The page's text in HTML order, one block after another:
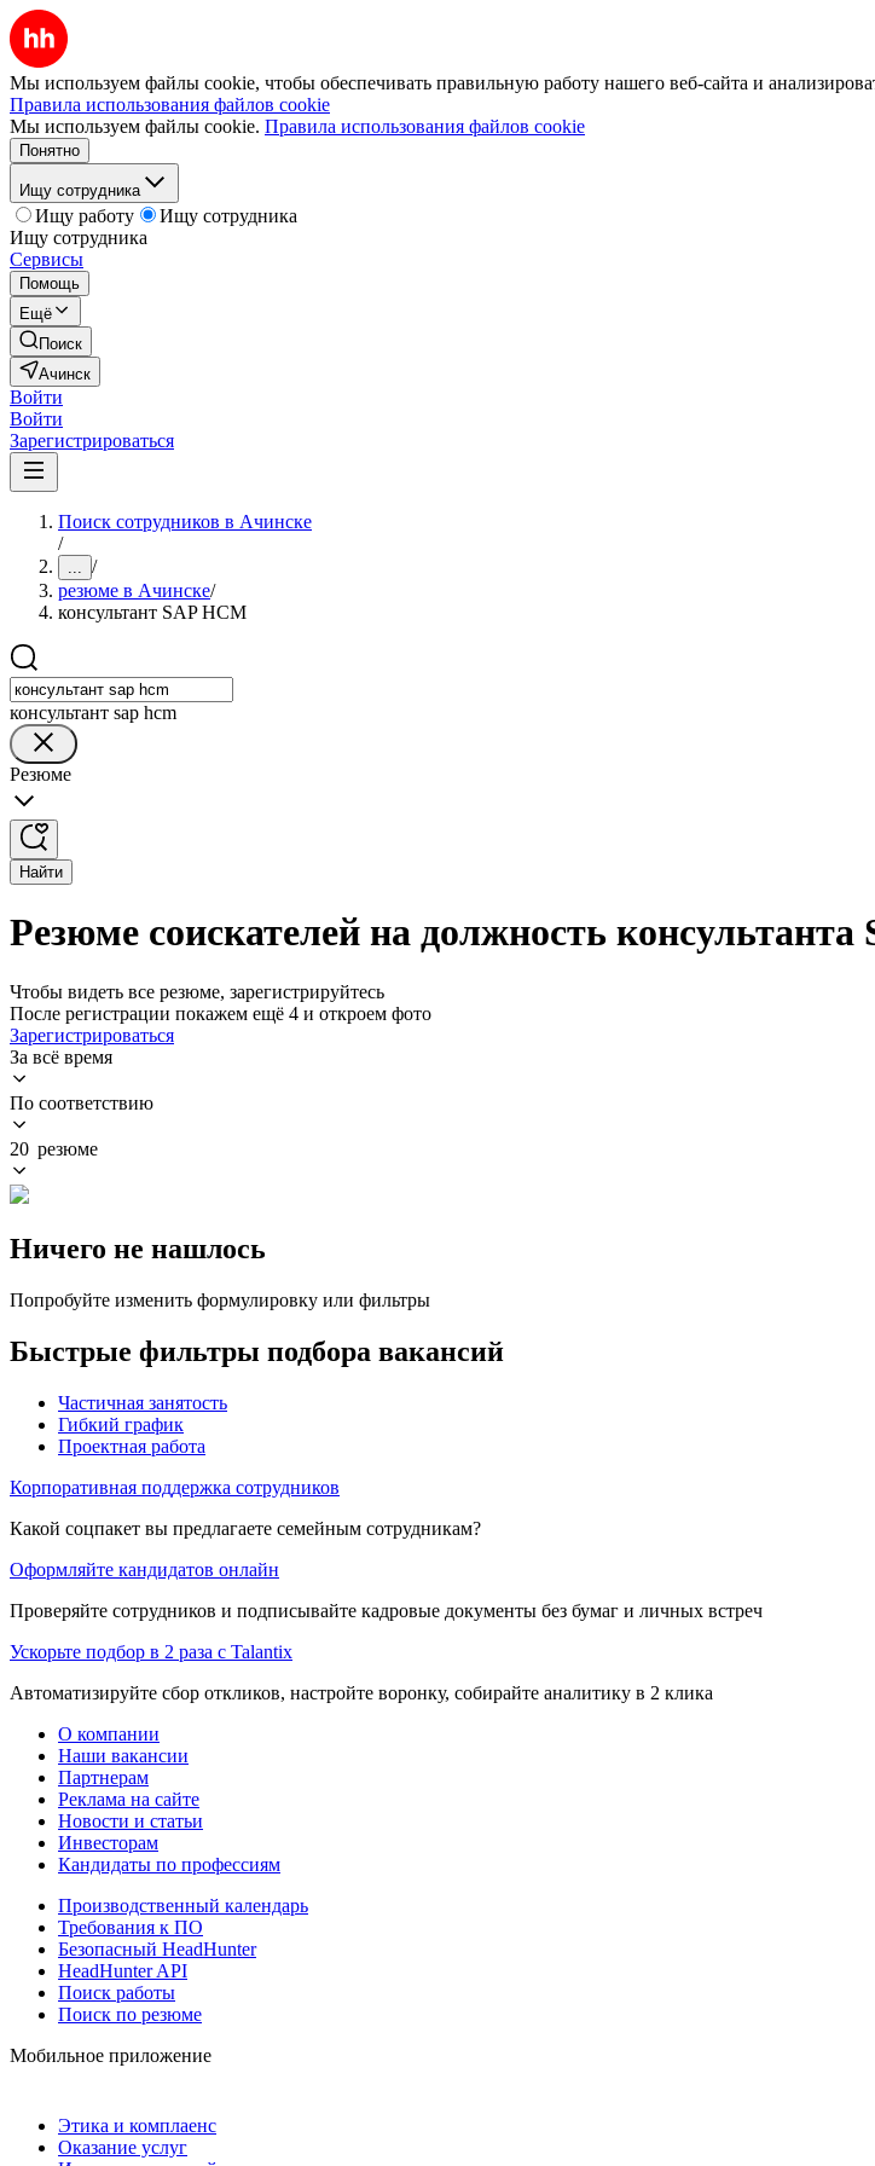
Мы используем файлы cookie, чтобы обеспечивать правильную работу нашего веб-сайта и
Правила использования файлов cookie
Мы используем файлы cookie. Правила использования файлов cookie
Понятно
Ищу сотрудника
Ищу работу
Ищу сотрудника
Ищу сотрудника
Сервисы
Помощь
Ещё
Поиск
Ачинск
Войти
Войти
Зарегистрироваться
Поиск сотрудников в Ачинске
/
... /
резюме в Ачинске/
консультант SAP HCM
консультант sap hcm
Резюме
Найти
Резюме соискателей на должность
Чтобы видеть все резюме, зарегистрируйтесь
После регистрации покажем ещё 4 и откроем фото
Зарегистрироваться
За всё время
По соответствию
20 резюме
Ничего не нашлось
Попробуйте изменить формулировку или фильтры
Быстрые фильтры подбора вакансий
Частичная занятость
Гибкий график
Проектная работа
Корпоративная поддержка сотрудников
Какой соцпакет вы предлагаете семейным сотрудникам?
Оформляйте кандидатов онлайн
Проверяйте сотрудников и подписывайте кадровые документы без бумаг и личных встреч
Ускорьте подбор в 2 раза с Talantix
Автоматизируйте сбор откликов, настройте воронку, собирайте аналитику в 2 клика
О компании
Наши вакансии
Партнерам
Реклама на сайте
Новости и статьи
Инвесторам
Кандидаты по профессиям
Производственный календарь
Требования к ПО
Безопасный HeadHunter
HeadHunter API
Поиск работы
Поиск по резюме
Мобильное приложение
Этика и комплаенс
Оказание услуг